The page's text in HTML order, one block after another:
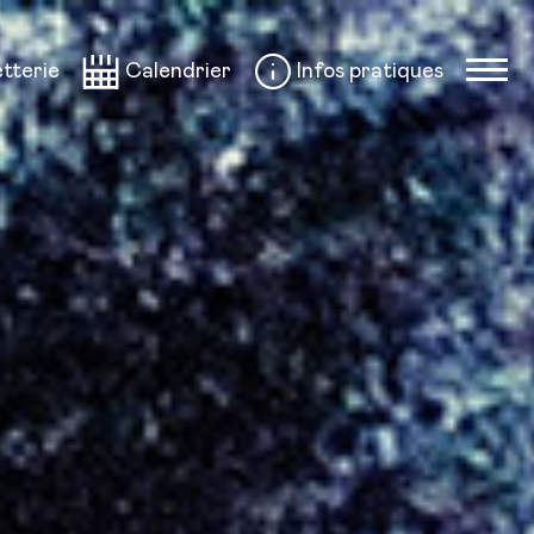
Calendrier Infos pratiques